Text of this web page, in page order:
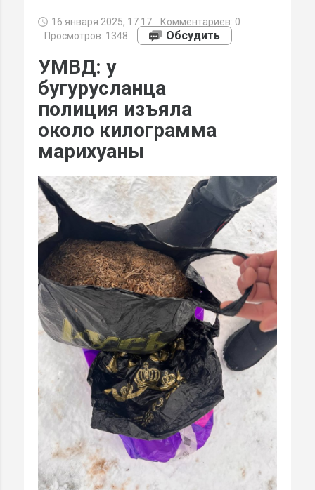
16 января 2025, 17:17 Комментариев: 0
Просмотров: 1348
Обсудить
УМВД: у
бугурусланца
полиция изъяла
около килограмма
марихуаны